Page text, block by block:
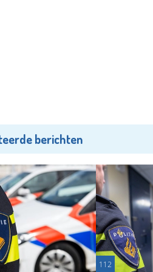
berichten
112